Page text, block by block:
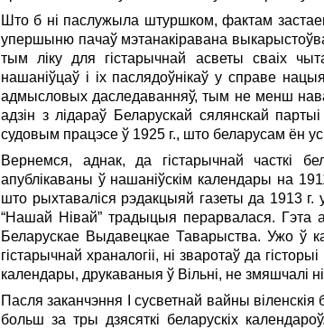
Што б ні паслужыла штуршком, фактам
упершыню пачаў мэтанакіравана
тым ліку для гістарычнай асветы сваіх
нашаніўцаў і іх паслядоўнікаў у справе
адмысловых даследаванняў, тым не менш
адзін з лідараў Беларускай сялянскай
судовым працэсе ў 1925 г., што беларусам ён
Вернемся, аднак, да гістарычнай часткі
апублікаваны ў нашаніўскім календары на
што рыхтаваліся рэдакцыяй газеты да 1913 г.
“Нашай Нівай” традыцыя перарвалася. Гэта
Беларускае Выдавецкае Таварыства. Ужо ў
гістарычнай храналогіі, ні зваротаў да
календары, друкаваныя ў Вільні, не змяшчалі
Пасля заканчэння І сусветнай вайны
больш за тры дзясяткі беларускіх